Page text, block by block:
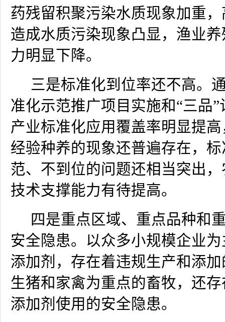
药残留积聚污染水质现象加重
造成水质污染现象凸显，渔业
力明显下降。
三是标准化到位率还不高。
准化示范推广项目实施和“三品
产业标准化应用覆盖率明显提
经验种养的现象还普遍存在，
范、不到位的问题还相当突出
技术支撑能力有待提高。
四是重点区域、重点品种和
安全隐患。以众多小规模企业
添加剂，存在着违规生产和添
生猪和家禽为重点的畜牧，还
添加剂使用的安全隐患。